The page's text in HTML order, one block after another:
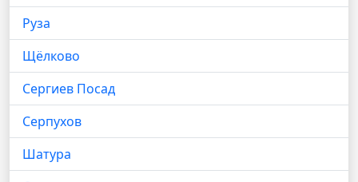
Руза
Щёлково
Сергиев Посад
Серпухов
Шатура